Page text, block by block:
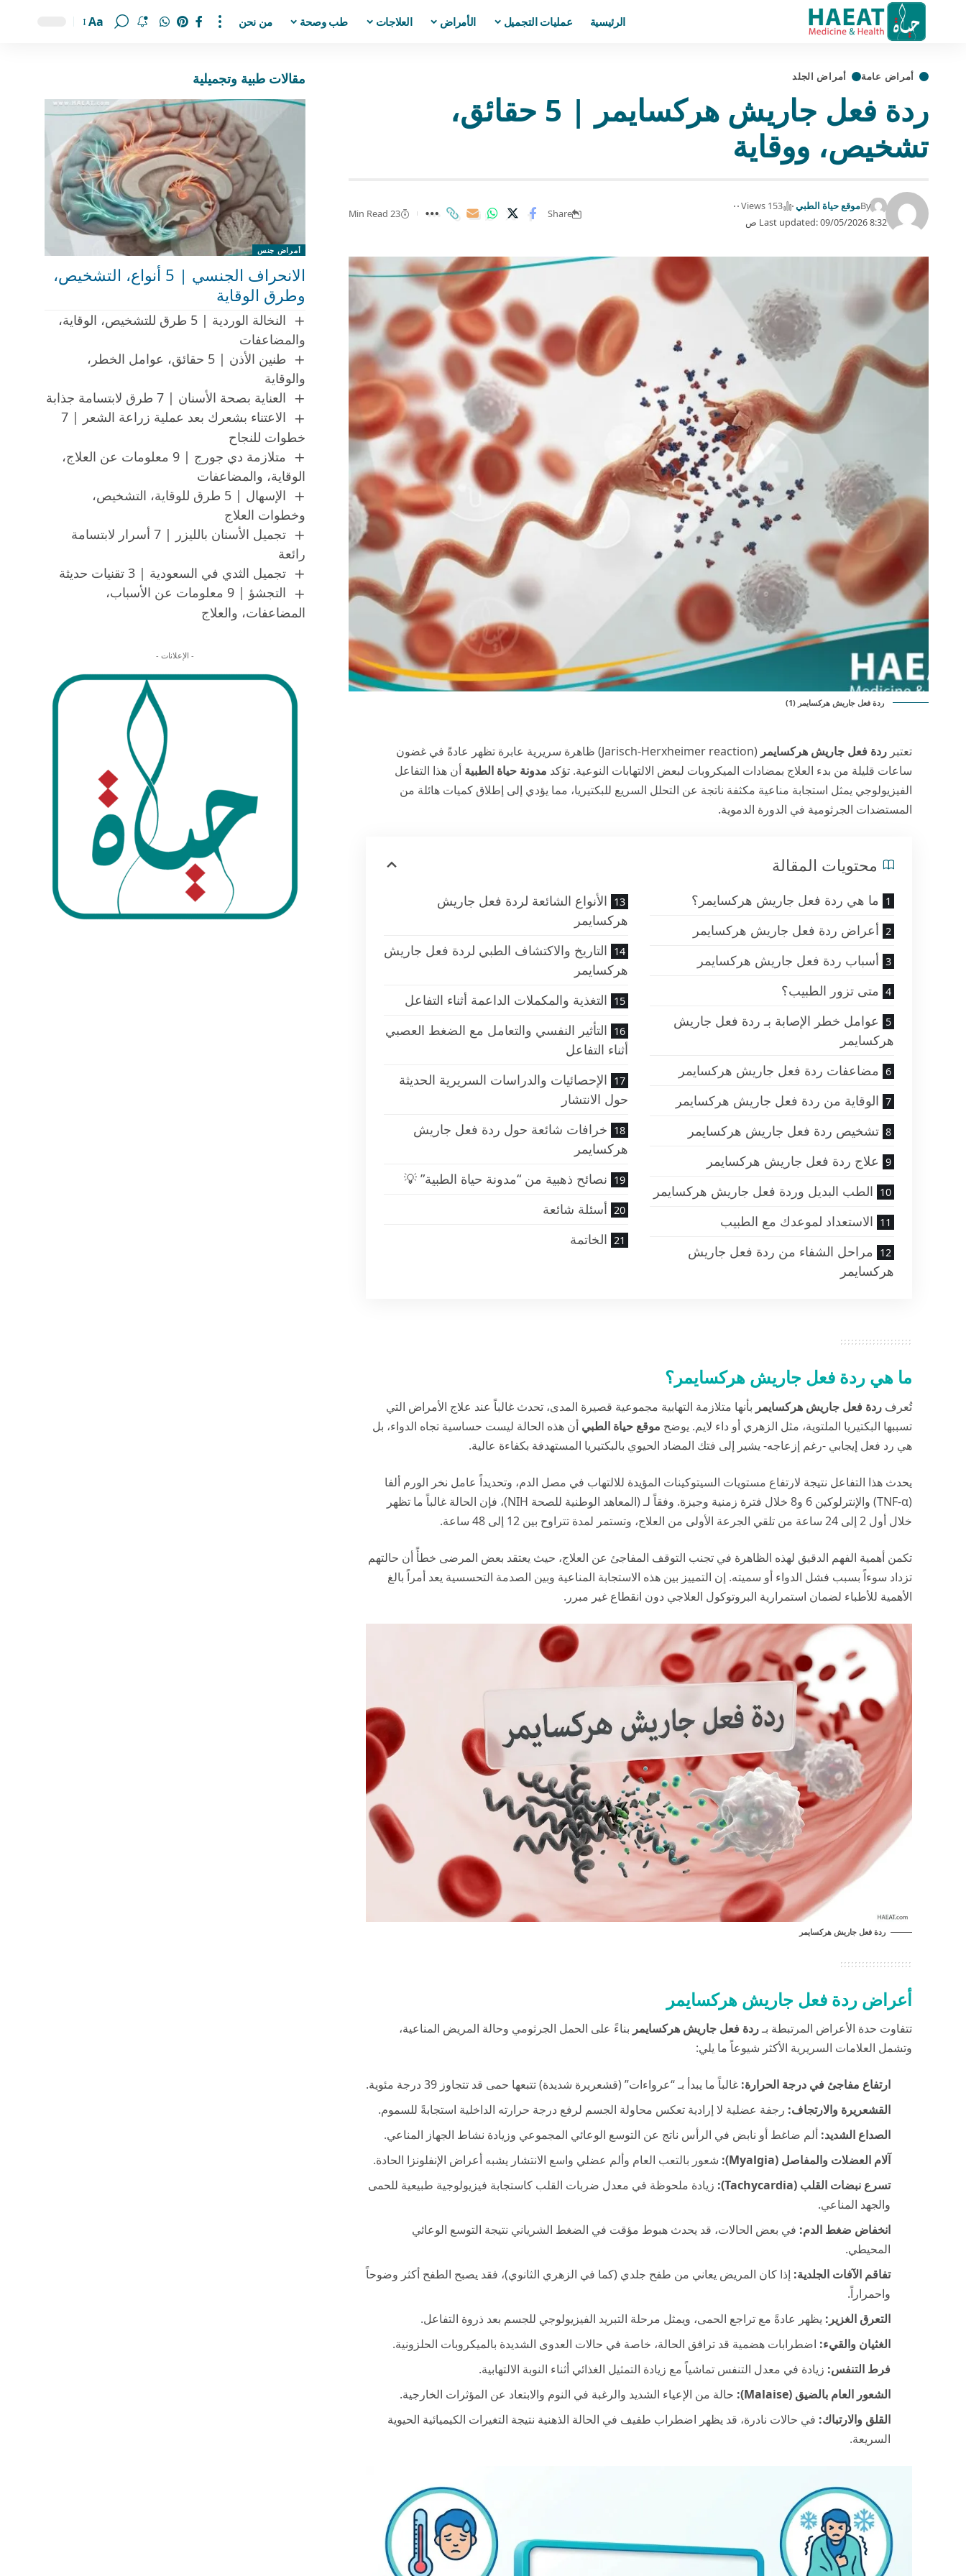
الرئيسية عمليات التجميل الأمراض العلاجات طب وصحة من نحن Aa
أمراض عامة أمراض الجلد
ردة فعل جاريش هركسايمر | 5 حقائق،
تشخيص، ووقاية
Last updated: 09/05/2026 8:32 ص
Byموقع حياة الطبي 153 Views
Share
23 Min Read
ردة فعل جاريش هركسايمر (1)
تعتبرردة فعل جاريش هركسايمر
(Jarisch-Herxheimer reaction) ظاهرة سريرية عابرة تظهر عادةً في غضون
ساعات قليلة من بدء العلاج بمضادات الميكروبات لبعض الالتهابات النوعية. تؤكد مدونة حياة الطبية أن هذا التفاعل
الفيزيولوجي يمثل استجابة مناعية مكثفة ناتجة عن التحلل السريع للبكتيريا، مما يؤدي إلى إطلاق كميات هائلة من
المستضدات الجرثومية في الدورة الدموية.
محتويات المقالة
ما هي ردة فعل جاريش هركسايمر؟
أعراض ردة فعل جاريش هركسايمر
أسباب ردة فعل جاريش هركسايمر
متى تزور الطبيب؟
عوامل خطر الإصابة بـ ردة فعل جاريش
هركسايمر
مضاعفات ردة فعل جاريش هركسايمر
الوقاية من ردة فعل جاريش هركسايمر
تشخيص ردة فعل جاريش هركسايمر
علاج ردة فعل جاريش هركسايمر
الطب البديل وردة فعل جاريش هركسايمر
الاستعداد لموعدك مع الطبيب
مراحل الشفاء من ردة فعل جاريش
هركسايمر
الأنواع الشائعة لردة فعل جاريش
هركسايمر
التاريخ والاكتشاف الطبي لردة فعل جاريش
هركسايمر
التغذية والمكملات الداعمة أثناء التفاعل
التأثير النفسي والتعامل مع الضغط العصبي
أثناء التفاعل
الإحصائيات والدراسات السريرية الحديثة
حول الانتشار
خرافات شائعة حول ردة فعل جاريش
هركسايمر
نصائح ذهبية من “مدونة حياة الطبية” 💡
أسئلة شائعة
الخاتمة
ما هي ردة فعل جاريش هركسايمر؟
تُعرفردة فعل جاريش هركسايمر بأنها متلازمة التهابية مجموعية قصيرة المدى، تحدث غالباً عند علاج الأمراض التي
تسببها البكتيريا الملتوية، مثل الزهري أو داء لايم. يوضح موقع حياة الطبي أن هذه الحالة ليست حساسية تجاه الدواء، بل
هي رد فعل إيجابي -رغم إزعاجه- يشير إلى فتك المضاد الحيوي بالبكتيريا المستهدفة بكفاءة عالية.
يحدث هذا التفاعل نتيجة لارتفاع مستويات السيتوكينات المؤيدة للالتهاب في مصل الدم، وتحديداً عامل نخر الورم ألفا
(TNF-α) والإنترلوكين 6 و8 خلال فترة زمنية وجيزة. وفقاً لـ (
المعاهد الوطنية للصحة NIH
)، فإن الحالة غالباً ما تظهر
خلال أول 2 إلى 24 ساعة من تلقي الجرعة الأولى من العلاج، وتستمر لمدة تتراوح بين 12 إلى 48 ساعة.
تكمن أهمية الفهم الدقيق لهذه الظاهرة في تجنب التوقف المفاجئ عن العلاج، حيث يعتقد بعض المرضى خطأً أن حالتهم
تزداد سوءاً بسبب فشل الدواء أو سميته. إن التمييز بين هذه الاستجابة المناعية وبين الصدمة التحسسية يعد أمراً بالغ
الأهمية للأطباء لضمان استمرارية البروتوكول العلاجي دون انقطاع غير مبرر.
ردة فعل جاريش هركسايمر
أعراض ردة فعل جاريش هركسايمر
تتفاوت حدة الأعراض المرتبطة بـردة فعل جاريش هركسايمر بناءً على الحمل الجرثومي وحالة المريض المناعية،
وتشمل العلامات السريرية الأكثر شيوعاً ما يلي:
ارتفاع مفاجئ في درجة الحرارة: غالباً ما يبدأ بـ “عرواءات” (قشعريرة شديدة) تتبعها حمى قد تتجاوز 39 درجة مئوية.
القشعريرة والارتجاف: رجفة عضلية لا إرادية تعكس محاولة الجسم لرفع درجة حرارته الداخلية استجابةً للسموم.
الصداع الشديد: ألم ضاغط أو نابض في الرأس ناتج عن التوسع الوعائي المجموعي وزيادة نشاط الجهاز المناعي.
آلام العضلات والمفاصل (Myalgia):
شعور بالتعب العام وألم عضلي واسع الانتشار يشبه أعراض الإنفلونزا الحادة.
تسرع نبضات القلب (Tachycardia):
زيادة ملحوظة في معدل ضربات القلب كاستجابة فيزيولوجية طبيعية للحمى
والجهد المناعي.
انخفاض ضغط الدم: في بعض الحالات، قد يحدث هبوط مؤقت في الضغط الشرياني نتيجة التوسع الوعائي
المحيطي.
تفاقم الآفات الجلدية: إذا كان المريض يعاني من طفح جلدي (كما في الزهري الثانوي)، فقد يصبح الطفح أكثر وضوحاً
واحمراراً.
التعرق الغزير: يظهر عادةً مع تراجع الحمى، ويمثل مرحلة التبريد الفيزيولوجي للجسم بعد ذروة التفاعل.
الغثيان والقيء: اضطرابات هضمية قد ترافق الحالة، خاصة في حالات العدوى الشديدة بالميكروبات الحلزونية.
فرط التنفس: زيادة في معدل التنفس تماشياً مع زيادة التمثيل الغذائي أثناء النوبة الالتهابية.
الشعور العام بالضيق (Malaise):
حالة من الإعياء الشديد والرغبة في النوم والابتعاد عن المؤثرات الخارجية.
القلق والارتباك: في حالات نادرة، قد يظهر اضطراب طفيف في الحالة الذهنية نتيجة التغيرات الكيميائية الحيوية
السريعة.
مقالات طبية وتجميلية
أمراض جنس
الانحراف الجنسي | 5 أنواع، التشخيص،
وطرق الوقاية
النخالة الوردية | 5 طرق للتشخيص، الوقاية،
والمضاعفات
طنين الأذن | 5 حقائق، عوامل الخطر،
والوقاية
العناية بصحة الأسنان | 7 طرق لابتسامة جذابة
الاعتناء بشعرك بعد عملية زراعة الشعر | 7
خطوات للنجاح
متلازمة دي جورج | 9 معلومات عن العلاج،
الوقاية، والمضاعفات
الإسهال | 5 طرق للوقاية، التشخيص،
وخطوات العلاج
تجميل الأسنان بالليزر | 7 أسرار لابتسامة
رائعة
تجميل الثدي في السعودية | 3 تقنيات حديثة
التجشؤ | 9 معلومات عن الأسباب،
المضاعفات، والعلاج
- الإعلانات -